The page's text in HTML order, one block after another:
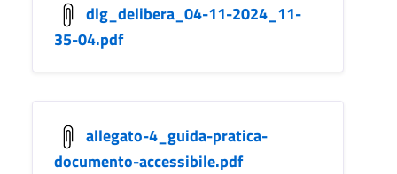
dlg_delibera_04-11-2024_11-
35-04.pdf
allegato-4_guida-pratica-
documento-accessibile.pdf